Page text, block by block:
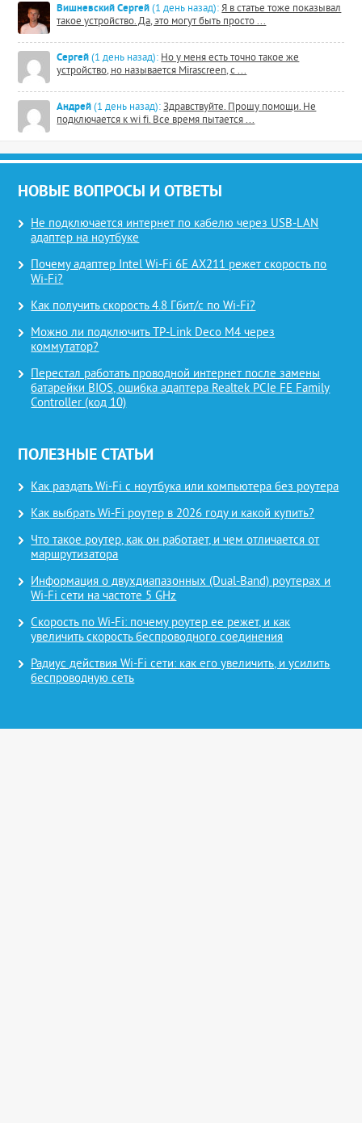
Вишневский Сергей (1 день назад): Я в статье тоже показывал
такое устройство. Да, это могут быть просто ...
Сергей (1 день назад): Но у меня есть точно такое же
устройство, но называется Mirascreen, с ...
Андрей (1 день назад): Здравствуйте. Прошу помощи. Не
подключается к wi fi. Все время пытается ...
НОВЫЕ ВОПРОСЫ И ОТВЕТЫ
Не подключается интернет по кабелю через USB-LAN
адаптер на ноутбуке
Почему адаптер Intel Wi-Fi 6E AX211 режет скорость по
Wi-Fi?
Как получить скорость 4.8 Гбит/с по Wi-Fi?
Можно ли подключить TP-Link Deco M4 через
коммутатор?
Перестал работать проводной интернет после замены
батарейки BIOS, ошибка адаптера Realtek PCIe FE Family
Controller (код 10)
ПОЛЕЗНЫЕ СТАТЬИ
Как раздать Wi-Fi с ноутбука или компьютера без роутера
Как выбрать Wi-Fi роутер в 2026 году и какой купить?
Что такое роутер, как он работает, и чем отличается от
маршрутизатора
Информация о двухдиапазонных (Dual-Band) роутерах и
Wi-Fi сети на частоте 5 GHz
Скорость по Wi-Fi: почему роутер ее режет, и как
увеличить скорость беспроводного соединения
Радиус действия Wi-Fi сети: как его увеличить, и усилить
беспроводную сеть